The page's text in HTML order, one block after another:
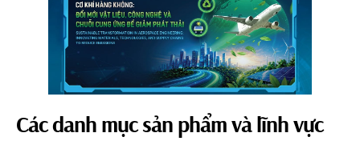
Các danh mục sản phẩm và lĩnh vực